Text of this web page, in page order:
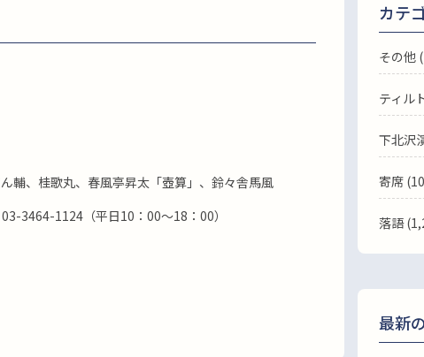
輔、桂歌丸、春風亭昇太「壺算」、鈴々舎馬風
3464-1124（平日10：00～18：00）
カテ
その他
ティル
下北沢
寄席
落語
最新